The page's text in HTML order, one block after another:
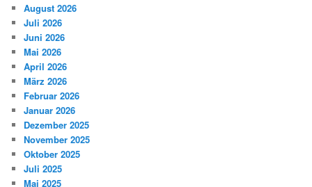
August 2026
Juli 2026
Juni 2026
Mai 2026
April 2026
März 2026
Februar 2026
Januar 2026
Dezember 2025
November 2025
Oktober 2025
Juli 2025
Mai 2025